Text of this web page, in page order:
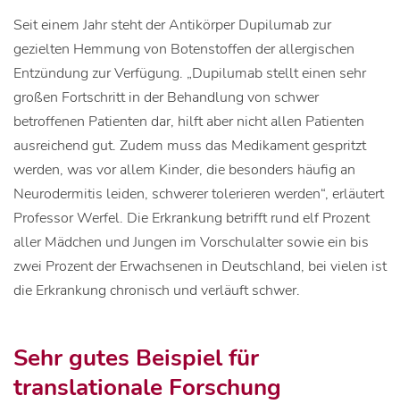
Seit einem Jahr steht der Antikörper Dupilumab zur
gezielten Hemmung von Botenstoffen der allergischen
Entzündung zur Verfügung. „Dupilumab stellt einen sehr
großen Fortschritt in der Behandlung von schwer
betroffenen Patienten dar, hilft aber nicht allen Patienten
ausreichend gut. Zudem muss das Medikament gespritzt
werden, was vor allem Kinder, die besonders häufig an
Neurodermitis leiden, schwerer tolerieren werden“, erläutert
Professor Werfel. Die Erkrankung betrifft rund elf Prozent
aller Mädchen und Jungen im Vorschulalter sowie ein bis
zwei Prozent der Erwachsenen in Deutschland, bei vielen ist
die Erkrankung chronisch und verläuft schwer.
Sehr gutes Beispiel für
translationale Forschung